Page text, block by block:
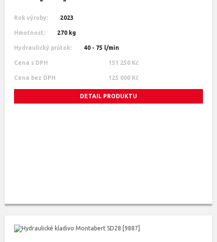
Rok výroby: 2023
Hmotnost: 270 kg
Hydraulický průtok: 40 - 75 l/min
Cena s DPH 151 250 Kč
Cena bez DPH 125 000 Kč
DETAIL PRODUKTU